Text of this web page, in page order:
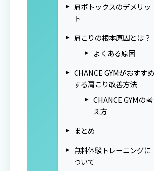
肩ボトックスのデメリッ
ト
肩こりの根本原因とは？
よくある原因
CHANCE GYMがおすすめ
する肩こり改善方法
CHANCE GYMの考
え方
まとめ
無料体験トレーニングに
ついて